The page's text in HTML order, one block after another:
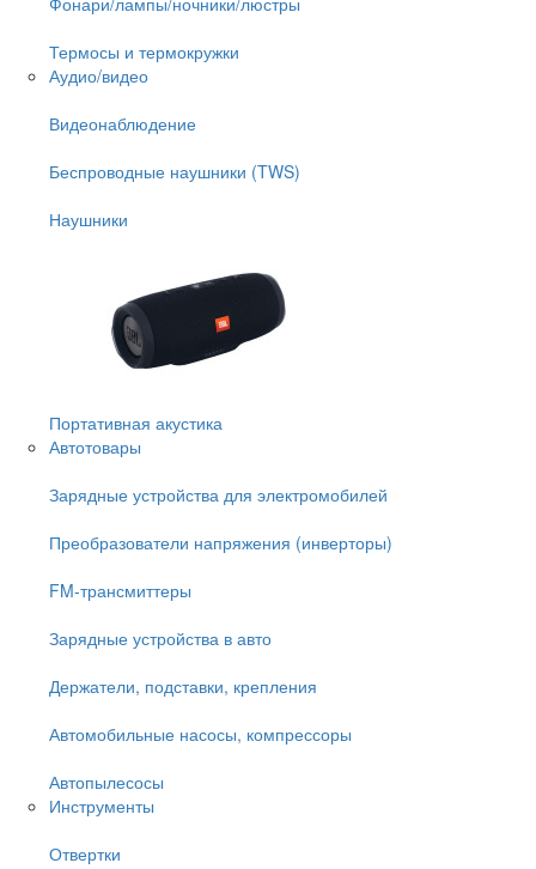
Термосы и термокружки
Аудио/видео
Видеонаблюдение
Беспроводные наушники (TWS)
Наушники
Портативная акустика
Автотовары
Зарядные устройства для электромобилей
Преобразователи напряжения (инверторы)
FM-трансмиттеры
Зарядные устройства в авто
Держатели, подставки, крепления
Автомобильные насосы, компрессоры
Автопылесосы
Инструменты
Отвертки